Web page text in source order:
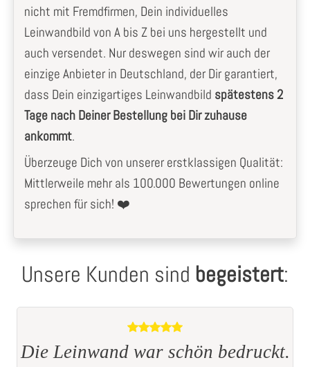
nicht mit Fremdfirmen, Dein individuelles
Leinwandbild von A bis Z bei uns hergestellt und
auch versendet. Nur deswegen sind wir auch der
einzige Anbieter in Deutschland, der Dir garantiert,
dass Dein einzigartiges Leinwandbild spätestens 2
Tage nach Deiner Bestellung bei Dir zuhause
ankommt.
Überzeuge Dich von unserer erstklassigen Qualität:
Mittlerweile mehr als 100.000 Bewertungen online
sprechen für sich! ❤️
Unsere Kunden sind begeistert:
Alles TOP!!!, gerne wieder!